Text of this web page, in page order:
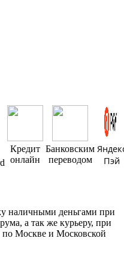
Кредит
онлайн
Банковским
переводом
Пэй
наличными деньгами при
а так же курьеру, при
по Москве и Московской